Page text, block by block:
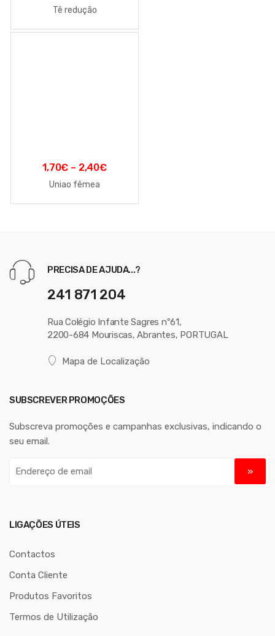
Tê redução
1,70€ – 2,40€
Uniao fêmea
PRECISA DE AJUDA...?
241 871 204
Rua Colégio Infante Sagres nº61,
2200-684 Mouriscas, Abrantes, PORTUGAL
Mapa de Localização
SUBSCREVER PROMOÇÕES
Subscreva promoções e campanhas exclusivas, indicando o
seu email.
r
ç
e
e
LIGAÇÕES ÚTEIS
Contactos
Conta Cliente
Produtos Favoritos
Termos de Utilização